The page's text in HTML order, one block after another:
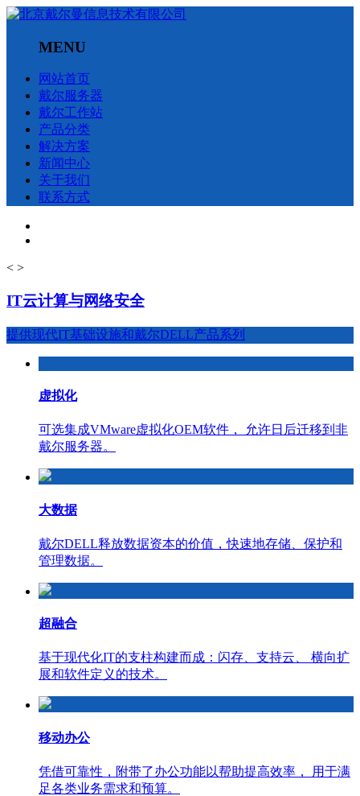
MENU
网站首页
戴尔服务器
戴尔工作站
产品分类
解决方案
新闻中心
关于我们
联系方式
< >
IT云计算与网络安全
提供现代IT基础设施和戴尔DELL产品系列
虚拟化
可选集成VMware虚拟化OEM软件， 允许日后迁移到非
戴尔服务器。
大数据
戴尔DELL释放数据资本的价值，快速地存储、保护和
管理数据。
超融合
基于现代化IT的支柱构建而成：闪存、支持云、 横向扩
展和软件定义的技术。
移动办公
凭借可靠性，附带了办公功能以帮助提高效率， 用于满
足各类业务需求和预算。